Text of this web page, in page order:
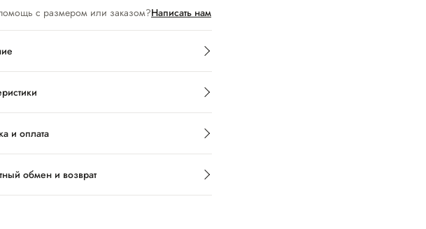
с размером или заказом?Написать нам
и оплата
обмен и возврат